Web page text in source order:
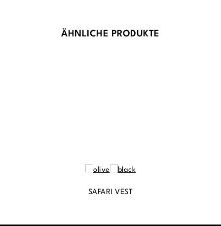
Produktgalerie überspringen
ÄHNLICHE PRODUKTE
SAFARI VEST